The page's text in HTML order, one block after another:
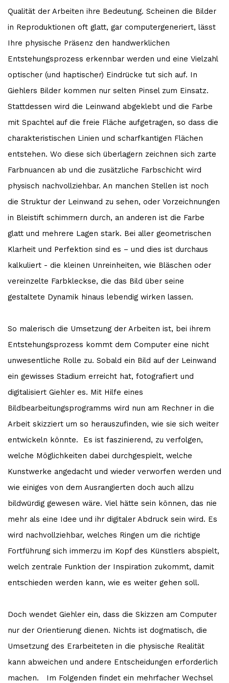
Qualität der Arbeiten ihre Bedeutung. Scheinen die Bilder
in Reproduktionen oft glatt, gar computergeneriert, lässt
Ihre physische Präsenz den handwerklichen
Entstehungsprozess erkennbar werden und eine Vielzahl
optischer (und haptischer) Eindrücke tut sich auf. In
Giehlers Bilder kommen nur selten Pinsel zum Einsatz.
Stattdessen wird die Leinwand abgeklebt und die Farbe
mit Spachtel auf die freie Fläche aufgetragen, so dass die
charakteristischen Linien und scharfkantigen Flächen
entstehen. Wo diese sich überlagern zeichnen sich zarte
Farbnuancen ab und die zusätzliche Farbschicht wird
physisch nachvollziehbar. An manchen Stellen ist noch
die Struktur der Leinwand zu sehen, oder Vorzeichnungen
in Bleistift schimmern durch, an anderen ist die Farbe
glatt und mehrere Lagen stark. Bei aller geometrischen
Klarheit und Perfektion sind es – und dies ist durchaus
kalkuliert - die kleinen Unreinheiten, wie Bläschen oder
vereinzelte Farbkleckse, die das Bild über seine
gestaltete Dynamik hinaus lebendig wirken lassen.
So malerisch die Umsetzung der Arbeiten ist, bei ihrem
Entstehungsprozess kommt dem Computer eine nicht
unwesentliche Rolle zu. Sobald ein Bild auf der Leinwand
ein gewisses Stadium erreicht hat, fotografiert und
digitalisiert Giehler es. Mit Hilfe eines
Bildbearbeitungsprogramms wird nun am Rechner in die
Arbeit skizziert um so herauszufinden, wie sie sich weiter
entwickeln könnte. Es ist faszinierend, zu verfolgen,
welche Möglichkeiten dabei durchgespielt, welche
Kunstwerke angedacht und wieder verworfen werden und
wie einiges von dem Ausrangierten doch auch allzu
bildwürdig gewesen wäre. Viel hätte sein können, das nie
mehr als eine Idee und ihr digitaler Abdruck sein wird. Es
wird nachvollziehbar, welches Ringen um die richtige
Fortführung sich immerzu im Kopf des Künstlers abspielt,
welch zentrale Funktion der Inspiration zukommt, damit
entschieden werden kann, wie es weiter gehen soll.
Doch wendet Giehler ein, dass die Skizzen am Computer
nur der Orientierung dienen. Nichts ist dogmatisch, die
Umsetzung des Erarbeiteten in die physische Realität
kann abweichen und andere Entscheidungen erforderlich
machen. Im Folgenden findet ein mehrfacher Wechsel